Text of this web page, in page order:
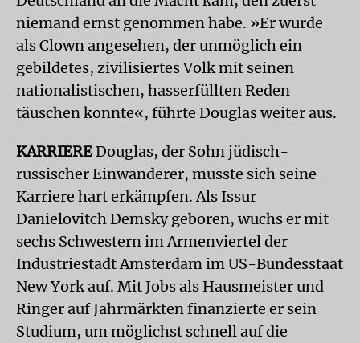
niemand ernst genommen habe. »Er wurde
als Clown angesehen, der unmöglich ein
gebildetes, zivilisiertes Volk mit seinen
nationalistischen, hasserfüllten Reden
täuschen konnte«, führte Douglas weiter aus.
KARRIERE Douglas, der Sohn jüdisch-
russischer Einwanderer, musste sich seine
Karriere hart erkämpfen. Als Issur
Danielovitch Demsky geboren, wuchs er mit
sechs Schwestern im Armenviertel der
Industriestadt Amsterdam im US-Bundesstaat
New York auf. Mit Jobs als Hausmeister und
Ringer auf Jahrmärkten finanzierte er sein
Studium, um möglichst schnell auf die